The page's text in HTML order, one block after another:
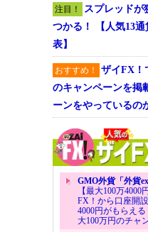
注目！
スプレッドが
つかる！ 【人気13
表】
おすすめ！
ザイFX！
のキャンペーンを掲
ーンをやっているの
GMO外貨「外貨ex
【最大100万
FX！から口座開
4000円がもらえ
大100万円のチャ